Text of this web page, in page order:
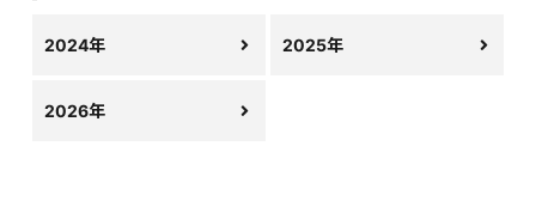
2024年 2025年
2026年